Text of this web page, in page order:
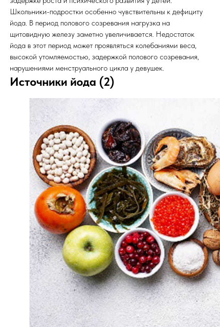
Школьники-подростки особенно чувствительны к дефициту
йода. В период полового созревания нагрузка на
щитовидную железу заметно увеличивается. Недостаток
йода в этот период может проявляться колебаниями веса,
высокой утомляемостью, задержкой полового созревания,
нарушениями менструального цикла у девушек.
Источники йода (2)